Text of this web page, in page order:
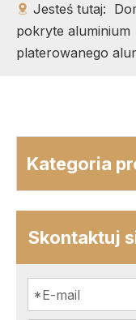
Jesteś tutaj:
pokryte aluminium
platerowanego
Kategoria
Skontaktuj